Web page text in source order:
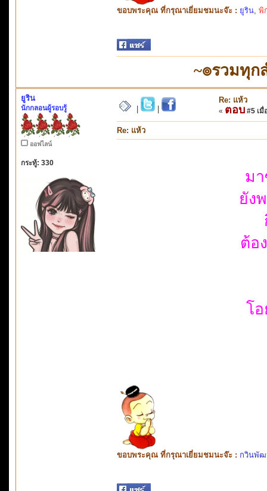
ขอบพระคุณ ที่กรุณาเยี่ยมชมนะจ๊ะ : ยูริน พิ
~๏รวมทุ
ยูริน
นักกลอนผู้รอบรู้
ออฟไลน์
กระทู้: 330
Re: แห้ว
« ตอบ #5 เมื่
Re: แห้ว
ม
ยัง
ต้อ
โ
ขอบพระคุณ ที่กรุณาเยี่ยมชมนะจ๊ะ : กวินพั